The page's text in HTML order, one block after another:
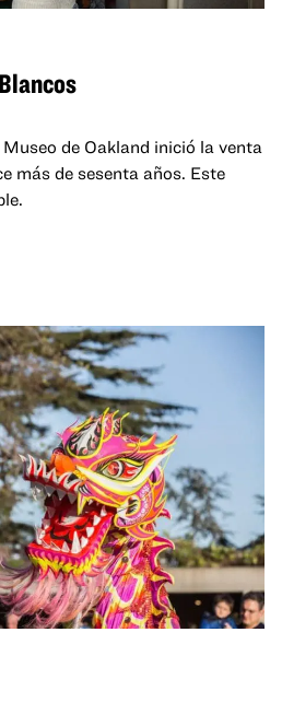
de Oakland inició la venta
más de sesenta años. Este